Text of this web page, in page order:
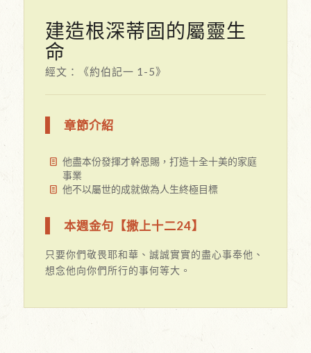
建造根深蒂固的屬靈生
命
經文：《約伯記一 1-5》
章節介紹
他盡本份發揮才幹恩賜，打造十全十美的家庭
事業
他不以屬世的成就做為人生終極目標
本週金句【撒上十二24】
只要你們敬畏耶和華、誠誠實實的盡心事奉他、
想念他向你們所行的事何等大。